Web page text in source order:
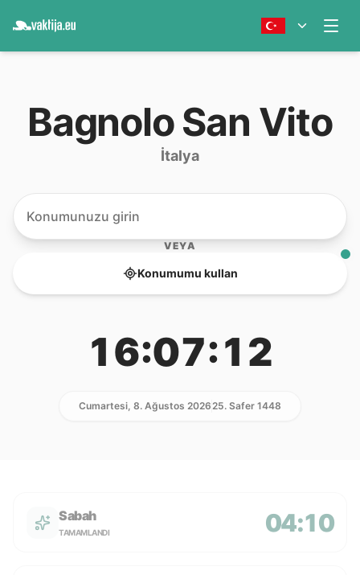
Bagnolo San Vito
İtalya
VEYA
Konumumu kullan
16:07:12
Cumartesi, 8. Ağustos 202625. Safer 1448
Sabah
TAMAMLANDI 04:10